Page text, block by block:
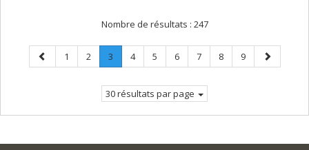
Nombre de résultats : 247
Page
précédente
Page
1 Page
2 Page
3.
Page
Page
4 Page
5 Page
6 Page
7 Page
8 Page
9
Page
suivante
30 résultats par page